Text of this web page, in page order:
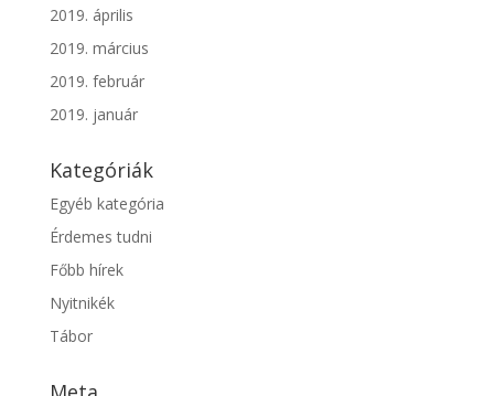
2019. április
2019. március
2019. február
2019. január
Kategóriák
Egyéb kategória
Érdemes tudni
Főbb hírek
Nyitnikék
Tábor